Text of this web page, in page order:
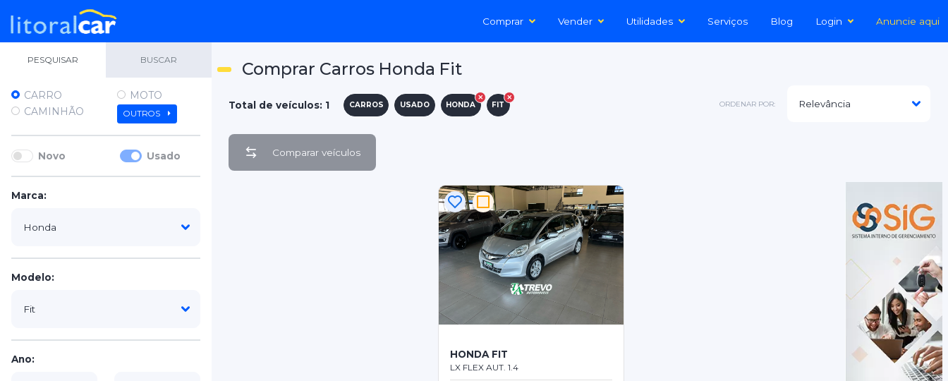
Comprar Vender Utilidades Serviços Blog Login Anuncie aqui
PESQUISAR BUSCAR
CARRO
MOTO
CAMINHÃO
OUTROS
Novo Usado
Marca:
Modelo:
Ano:
Comprar Carros Honda Fit
Total de veículos: 1 CARROS USADO HONDA FIT ORDENAR POR:
Comparar veículos
HONDA FIT
LX FLEX AUT. 1.4